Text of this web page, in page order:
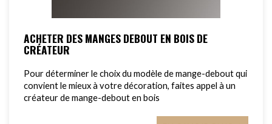
ACHETER DES MANGES DEBOUT EN BOIS DE
CRÉATEUR
Pour déterminer le choix du modèle de mange-debout qui
convient le mieux à votre décoration, faites appel à un
créateur de mange-debout en bois